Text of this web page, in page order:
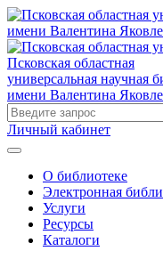
Псковская областная
универсальная научная
имени Валентина
Личный кабинет
О библиотеке
Электронная
Услуги
Ресурсы
Каталоги